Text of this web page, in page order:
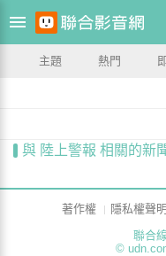
主題 熱門
與 陸上警報 相關的新
著作權 隱私權聲明
聯合
©